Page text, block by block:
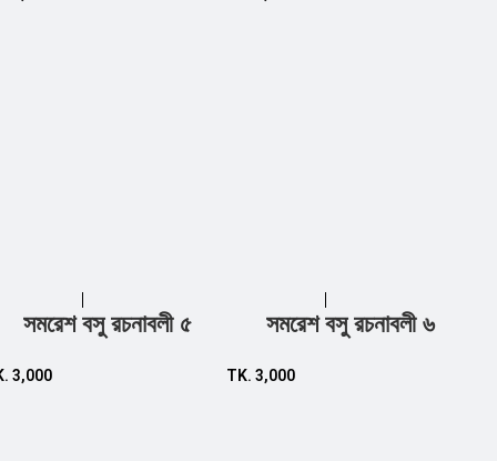
Add to cart
সমরেশ বসু রচনাবলী ৫
3,000
Add to cart
সমরেশ বসু রচনাবলী ৬
TK. 3,000